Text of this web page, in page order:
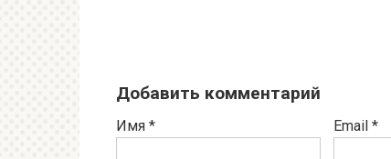
Добавить комментарий
Имя * Email *